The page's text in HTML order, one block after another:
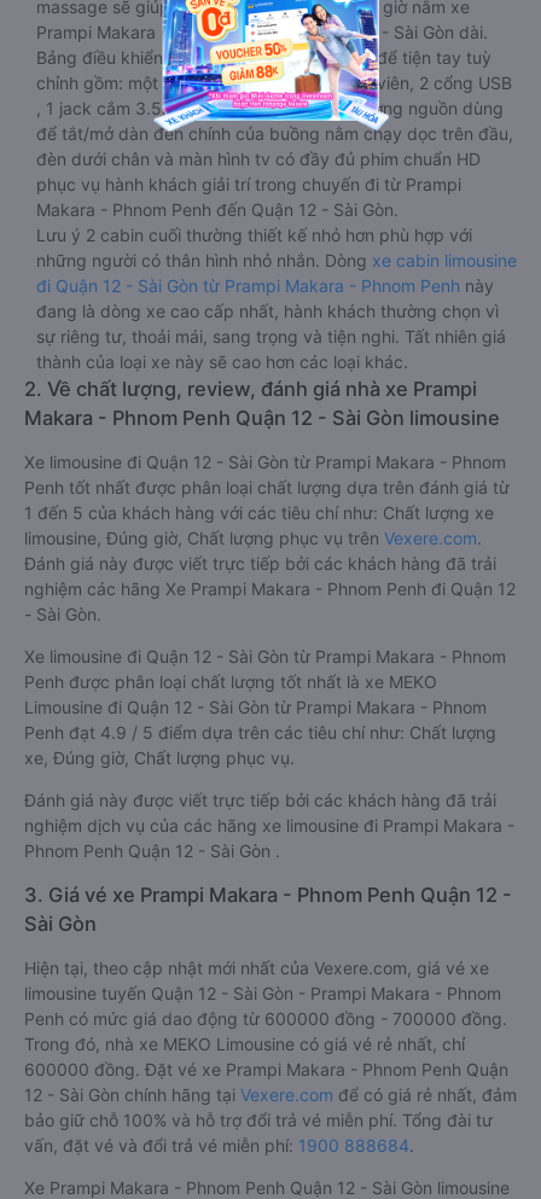
massage sẽ giúp bạn thư giãn trong những giờ nằm xe
Prampi Makara - Phnom Penh đến Quận 12 - Sài Gòn dài.
Bảng điều khiển chính nằm ngay cạnh đầu để tiện tay tuỳ
chỉnh gồm: một cái nút to đùng để gọi tiếp viên, 2 cổng USB
, 1 jack cắm 3.5mm và 3 cái nút có biểu tượng nguồn dùng
để tắt/mở dàn đèn chính của buồng nằm chạy dọc trên đầu,
đèn dưới chân và màn hình tv có đầy đủ phim chuẩn HD
phục vụ hành khách giải trí trong chuyến đi từ Prampi
Makara - Phnom Penh đến Quận 12 - Sài Gòn.
Lưu ý 2 cabin cuối thường thiết kế nhỏ hơn phù hợp với
những người có thân hình nhỏ nhắn. Dòng xe cabin limousine
đi Quận 12 - Sài Gòn từ Prampi Makara - Phnom Penh này
đang là dòng xe cao cấp nhất, hành khách thường chọn vì
sự riêng tư, thoải mái, sang trọng và tiện nghi. Tất nhiên giá
thành của loại xe này sẽ cao hơn các loại khác.
2. Về chất lượng, review, đánh giá nhà xe Prampi
Makara - Phnom Penh Quận 12 - Sài Gòn limousine
Xe limousine đi Quận 12 - Sài Gòn từ Prampi Makara - Phnom
Penh tốt nhất được phân loại chất lượng dựa trên đánh giá từ
1 đến 5 của khách hàng với các tiêu chí như: Chất lượng xe
limousine, Đúng giờ, Chất lượng phục vụ trên Vexere.com.
Đánh giá này được viết trực tiếp bởi các khách hàng đã trải
nghiệm các hãng Xe Prampi Makara - Phnom Penh đi Quận 12
- Sài Gòn.
Xe limousine đi Quận 12 - Sài Gòn từ Prampi Makara - Phnom
Penh được phân loại chất lượng tốt nhất là xe MEKO
Limousine đi Quận 12 - Sài Gòn từ Prampi Makara - Phnom
Penh đạt 4.9 / 5 điểm dựa trên các tiêu chí như: Chất lượng
xe, Đúng giờ, Chất lượng phục vụ.
Đánh giá này được viết trực tiếp bởi các khách hàng đã trải
nghiệm dịch vụ của các hãng xe limousine đi Prampi Makara -
Phnom Penh Quận 12 - Sài Gòn .
3. Giá vé xe Prampi Makara - Phnom Penh Quận 12 -
Sài Gòn
Hiện tại, theo cập nhật mới nhất của Vexere.com, giá vé xe
limousine tuyến Quận 12 - Sài Gòn - Prampi Makara - Phnom
Penh có mức giá dao động từ 600000 đồng - 700000 đồng.
Trong đó, nhà xe MEKO Limousine có giá vé rẻ nhất, chỉ
600000 đồng. Đặt vé xe Prampi Makara - Phnom Penh Quận
12 - Sài Gòn chính hãng tại Vexere.com để có giá rẻ nhất, đảm
bảo giữ chỗ 100% và hỗ trợ đổi trả vé miễn phí. Tổng đài tư
vấn, đặt vé và đổi trả vé miễn phí: 1900 888684.
Xe Prampi Makara - Phnom Penh Quận 12 - Sài Gòn limousine